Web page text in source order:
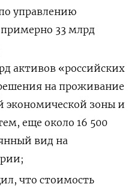
управлению
33 млрд
активов «российских
на проживание
экономической зоны и
еще около 16 500
вид на
что стоимость